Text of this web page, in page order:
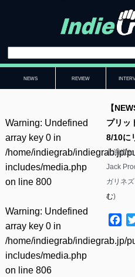
NEWS REVIEW
Warning: Undefined
array key 0 in
/home/indiegrab/indiegrab.jp/
includes/media.php
on line 800
Warning: Undefined
array key 0 in
/home/indiegrab/indiegrab.jp/
includes/media.php
on line 806
【
プリッ
8/10に
北海道
Jack
ガリネ
む)